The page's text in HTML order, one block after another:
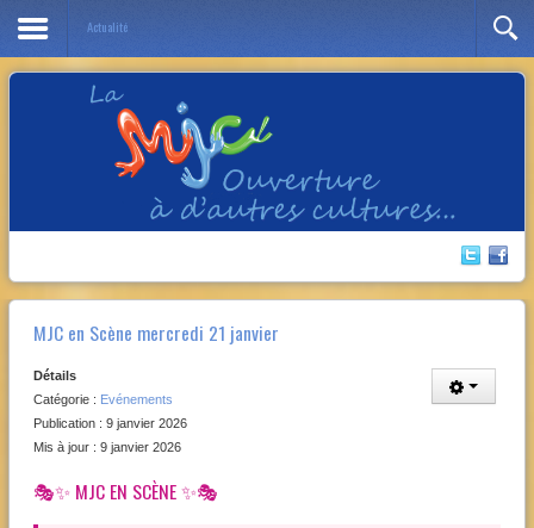
Actualité
MJC en Scène mercredi 21 janvier
Détails
Catégorie : Evénements
Publication : 9 janvier 2026
Mis à jour : 9 janvier 2026
🎭✨ MJC EN SCÈNE ✨🎭